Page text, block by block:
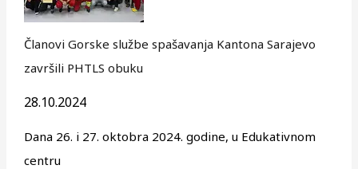
Članovi Gorske službe spašavanja Kantona Sarajevo
završili PHTLS obuku
28.10.2024
Dana 26. i 27. oktobra 2024. godine, u Edukativnom
centru